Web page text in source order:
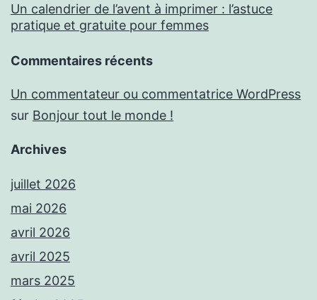
Un calendrier de l’avent à imprimer : l’astuce
pratique et gratuite pour femmes
Commentaires récents
Un commentateur ou commentatrice WordPress
sur Bonjour tout le monde !
Archives
juillet 2026
mai 2026
avril 2026
avril 2025
mars 2025